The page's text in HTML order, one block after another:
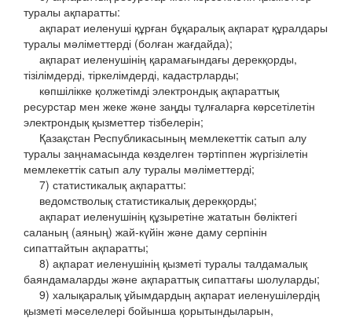
туралы ақпаратты:
ақпарат иеленуші құрған бұқаралық ақпарат құралдары
туралы мәліметтерді (болған жағдайда);
ақпарат иеленушінің қарамағындағы дерекқорды,
тізілімдерді, тіркелімдерді, кадастрларды;
көпшілікке қолжетімді электрондық ақпараттық
ресурстар мен жеке және заңды тұлғаларға көрсетілетін
электрондық қызметтер тізбелерін;
Қазақстан Республикасының мемлекеттік сатып алу
туралы заңнамасында көзделген тәртіппен жүргізілетін
мемлекеттік сатып алу туралы мәліметтерді;
7) статистикалық ақпаратты:
ведомстволық статистикалық дерекқорды;
ақпарат иеленушінің құзыретіне жататын бөліктегі
саланың (аяның) жай-күйін және даму серпінін
сипаттайтын ақпаратты;
8) ақпарат иеленушінің қызметі туралы талдамалық
баяндамаларды және ақпараттық сипаттағы шолуларды;
9) халықаралық ұйымдардың ақпарат иеленушілердің
қызметі мәселелері бойынша қорытындыларын,